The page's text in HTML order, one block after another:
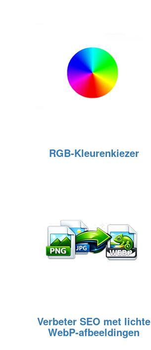
RGB‑Kleurenkiezer
Verbeter SEO met lichte
WebP‑afbeeldingen